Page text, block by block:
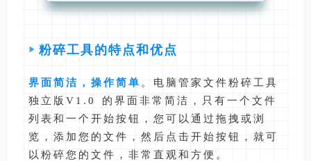
粉碎工具的特点和优点
界面简洁，操作简单 。电脑管家文件粉碎工具
独立版V1.0 的界面非常简洁，只有一个文件
列表和一个开始按钮，您可以通过拖拽或浏
览，添加您的文件，然后点击开始按钮，就可
以粉碎您的文件，非常直观和方便。